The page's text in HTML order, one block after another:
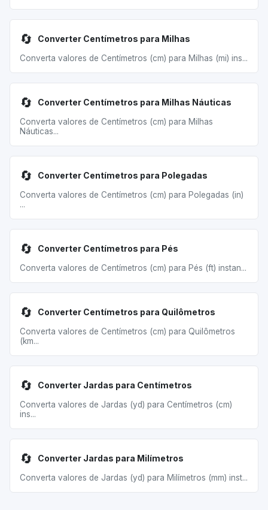
🔄 Converter Centímetros para Milhas
Converta valores de Centímetros (cm) para Milhas (mi) ins...
🔄 Converter Centímetros para Milhas Náuticas
Converta valores de Centímetros (cm) para Milhas
Náuticas...
🔄 Converter Centímetros para Polegadas
Converta valores de Centímetros (cm) para Polegadas (in)
...
🔄 Converter Centímetros para Pés
Converta valores de Centímetros (cm) para Pés (ft) instan...
🔄 Converter Centímetros para Quilômetros
Converta valores de Centímetros (cm) para Quilômetros
(km...
🔄 Converter Jardas para Centímetros
Converta valores de Jardas (yd) para Centímetros (cm)
ins...
🔄 Converter Jardas para Milímetros
Converta valores de Jardas (yd) para Milímetros (mm) inst...